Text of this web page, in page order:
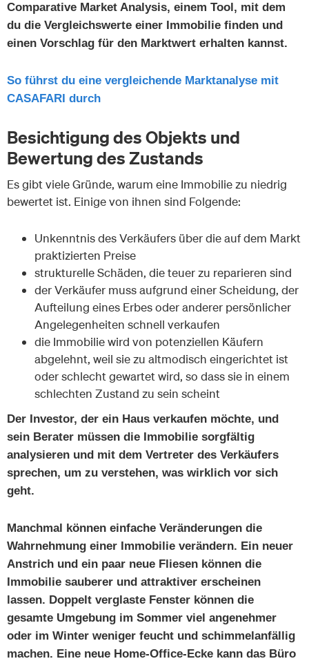
Comparative Market Analysis, einem Tool, mit dem
du die Vergleichswerte einer Immobilie finden und
einen Vorschlag für den Marktwert erhalten kannst.
So führst du eine vergleichende Marktanalyse mit
CASAFARI durch
Besichtigung des Objekts und
Bewertung des Zustands
Es gibt viele Gründe, warum eine Immobilie zu niedrig
bewertet ist. Einige von ihnen sind Folgende:
Unkenntnis des Verkäufers über die auf dem Markt
praktizierten Preise
strukturelle Schäden, die teuer zu reparieren sind
der Verkäufer muss aufgrund einer Scheidung, der
Aufteilung eines Erbes oder anderer persönlicher
Angelegenheiten schnell verkaufen
die Immobilie wird von potenziellen Käufern
abgelehnt, weil sie zu altmodisch eingerichtet ist
oder schlecht gewartet wird, so dass sie in einem
schlechten Zustand zu sein scheint
Der Investor, der ein Haus verkaufen möchte, und
sein Berater müssen die Immobilie sorgfältig
analysieren und mit dem Vertreter des Verkäufers
sprechen, um zu verstehen, was wirklich vor sich
geht.
Manchmal können einfache Veränderungen die
Wahrnehmung einer Immobilie verändern. Ein neuer
Anstrich und ein paar neue Fliesen können die
Immobilie sauberer und attraktiver erscheinen
lassen. Doppelt verglaste Fenster können die
gesamte Umgebung im Sommer viel angenehmer
oder im Winter weniger feucht und schimmelanfällig
machen. Eine neue Home-Office-Ecke kann das Büro